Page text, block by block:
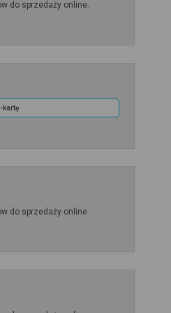
do sprzedaży online.
kartę
do sprzedaży online.